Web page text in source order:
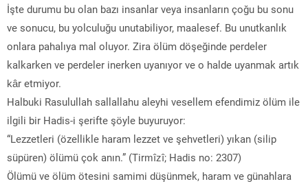
İşte durumu bu olan bazı insanlar veya insanların çoğu bu sonu
ve sonucu, bu yolculuğu unutabiliyor, maalesef. Bu unutkanlık
onlara pahalıya mal oluyor. Zira ölüm döşeğinde perdeler
kalkarken ve perdeler inerken uyanıyor ve o halde uyanmak artık
kâr etmiyor.
Halbuki Rasulullah sallallahu aleyhi vesellem efendimiz ölüm ile
ilgili bir Hadis-i şerifte şöyle buyuruyor:
“Lezzetleri (özellikle haram lezzet ve şehvetleri) yıkan (silip
süpüren) ölümü çok anın.” (Tirmîzî; Hadis no: 2307)
Ölümü ve ölüm ötesini samimi düşünmek, haram ve günahlara